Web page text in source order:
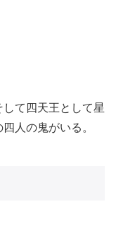
て四天王として星
四人の鬼がいる。